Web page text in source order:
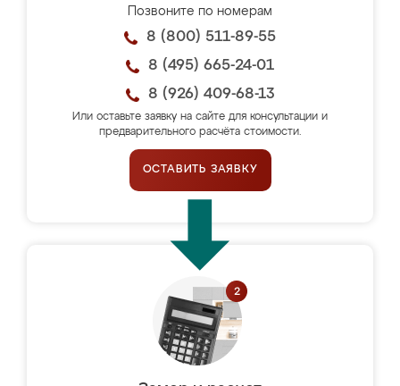
Позвоните по номерам
8 (800) 511-89-55
8 (495) 665-24-01
8 (926) 409-68-13
Или оставьте заявку на сайте для консультации и
предварительного расчёта стоимости.
ОСТАВИТЬ ЗАЯВКУ